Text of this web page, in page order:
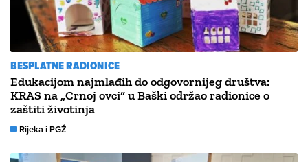
BESPLATNE RADIONICE
Edukacijom najmlađih do odgovornijeg društva:
KRAS na „Crnoj ovci“ u Baški održao radionice o
zaštiti životinja
Rijeka i PGŽ